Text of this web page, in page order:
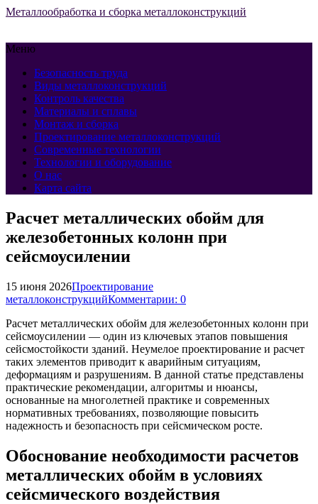
Металлообработка и сборка металлоконструкций
Меню
Безопасность труда
Виды металлоконструкций
Контроль качества
Материалы и сплавы
Монтаж и сборка
Проектирование металлоконструкций
Современные технологии
Технологии и оборудование
О нас
Карта сайта
Расчет металлических обойм для
железобетонных колонн при
сейсмоусилении
15 июня 2026Проектирование
металлоконструкцийКомментарии: 0
Расчет металлических обойм для железобетонных колонн при
сейсмоусилении — один из ключевых этапов повышения
сейсмостойкости зданий. Неумелое проектирование и расчет
таких элементов приводит к аварийным ситуациям,
деформациям и разрушениям. В данной статье представлены
практические рекомендации, алгоритмы и нюансы,
основанные на многолетней практике и современных
нормативных требованиях, позволяющие повысить
надежность и безопасность при сейсмическом росте.
Обоснование необходимости расчетов
металлических обойм в условиях
сейсмического воздействия